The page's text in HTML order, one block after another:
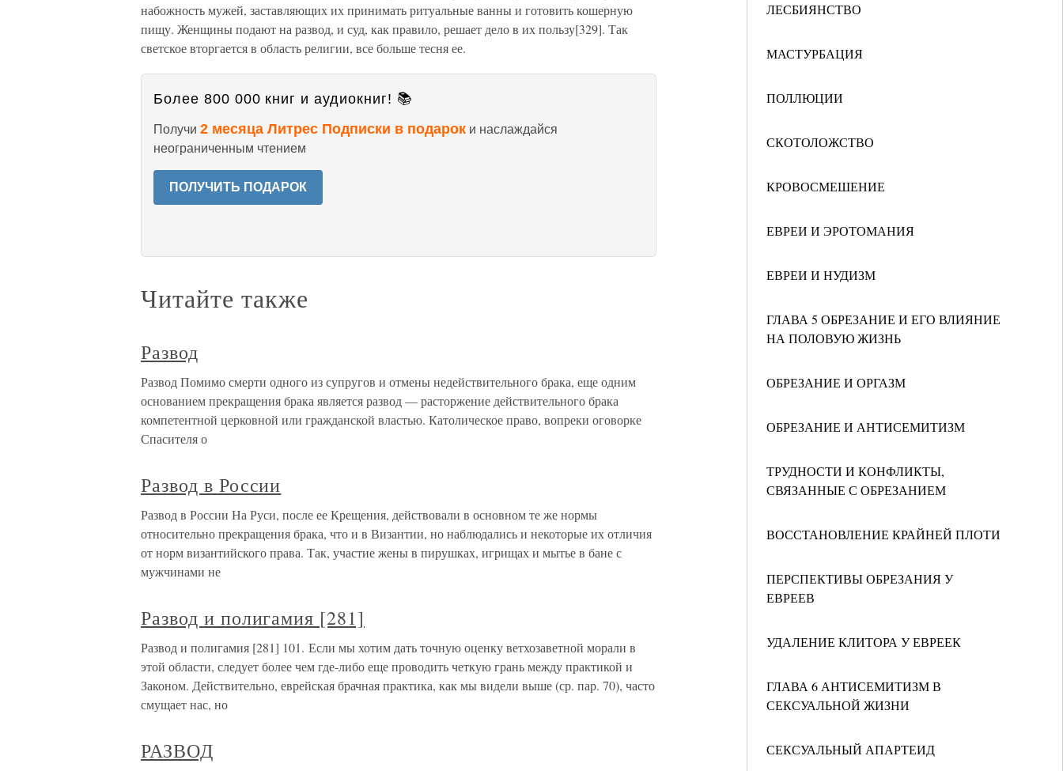
ЛЕСБИЯНСТВО
МАСТУРБАЦИЯ
ПОЛЛЮЦИИ
СКОТОЛОЖСТВО
КРОВОСМЕШЕНИЕ
ЕВРЕИ И ЭРОТОМАНИЯ
ЕВРЕИ И НУДИЗМ
ГЛАВА 5 ОБРЕЗАНИЕ И ЕГО ВЛИЯНИЕ
НА ПОЛОВУЮ ЖИЗНЬ
ОБРЕЗАНИЕ И ОРГАЗМ
ОБРЕЗАНИЕ И АНТИСЕМИТИЗМ
ТРУДНОСТИ И КОНФЛИКТЫ,
СВЯЗАННЫЕ С ОБРЕЗАНИЕМ
ВОССТАНОВЛЕНИЕ КРАЙНЕЙ ПЛОТИ
ПЕРСПЕКТИВЫ ОБРЕЗАНИЯ У
ЕВРЕЕВ
УДАЛЕНИЕ КЛИТОРА У ЕВРЕЕК
ГЛАВА 6 АНТИСЕМИТИЗМ В
СЕКСУАЛЬНОЙ ЖИЗНИ
СЕКСУАЛЬНЫЙ АПАРТЕИД
набожность мужей, заставляющих их принимать ритуальные ванны и готовить кошерную
пищу. Женщины подают на развод, и суд, как правило, решает дело в их пользу[329]. Так
светское вторгается в область религии, все больше тесня ее.
Более 800 000 книг и аудиокниг! 📚
Получи 2 месяца Литрес Подписки в подарок и наслаждайся
неограниченным чтением
ПОЛУЧИТЬ ПОДАРОК
Читайте также
Развод
Развод Помимо смерти одного из супругов и отмены недействительного брака, еще одним
основанием прекращения брака является развод — расторжение действительного брака
компетентной церковной или гражданской властью. Католическое право, вопреки оговорке
Спасителя о
Развод в России
Развод в России На Руси, после ее Крещения, действовали в основном те же нормы
относительно прекращения брака, что и в Византии, но наблюдались и некоторые их отличия
от норм византийского права. Так, участие жены в пирушках, игрищах и мытье в бане с
мужчинами не
Развод и полигамия [281]
Развод и полигамия [281] 101. Если мы хотим дать точную оценку ветхозаветной морали в
этой области, следует более чем где-либо еще проводить четкую грань между практикой и
Законом. Действительно, еврейская брачная практика, как мы видели выше (ср. пар. 70), часто
смущает нас, но
РАЗВОД